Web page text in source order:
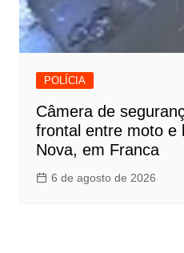
POLÍCIA
Câmera de
frontal entre moto e
Nova, em Franca
6 de agosto de 2026